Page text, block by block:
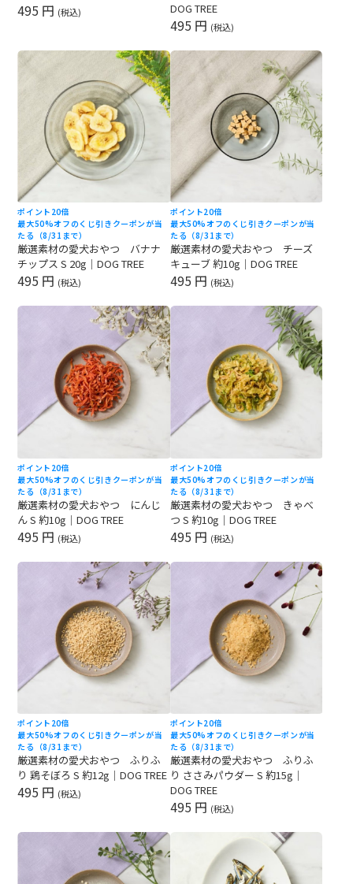
495 円 (税込)
DOG TREE
495 円 (税込)
ポイント20倍
最大50%オフのくじ引きクーポンが当
たる（8/31まで）
厳選素材の愛犬おやつ バナナ
チップス S 20g｜DOG TREE
495 円 (税込)
ポイント20倍
最大50%オフのくじ引きクーポンが当
たる（8/31まで）
厳選素材の愛犬おやつ チーズ
キューブ 約10g｜DOG TREE
495 円 (税込)
ポイント20倍
最大50%オフのくじ引きクーポンが当
たる（8/31まで）
厳選素材の愛犬おやつ にんじ
ん S 約10g｜DOG TREE
495 円 (税込)
ポイント20倍
最大50%オフのくじ引きクーポンが当
たる（8/31まで）
厳選素材の愛犬おやつ きゃべ
つ S 約10g｜DOG TREE
495 円 (税込)
ポイント20倍
最大50%オフのくじ引きクーポンが当
たる（8/31まで）
厳選素材の愛犬おやつ ふりふ
り 鶏そぼろ S 約12g｜DOG TREE
495 円 (税込)
ポイント20倍
最大50%オフのくじ引きクーポンが当
たる（8/31まで）
厳選素材の愛犬おやつ ふりふ
り ささみパウダー S 約15g｜
DOG TREE
495 円 (税込)